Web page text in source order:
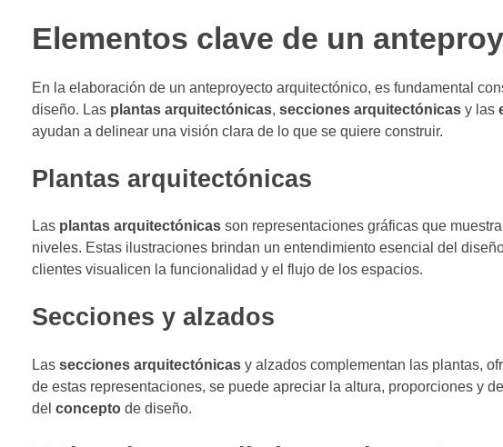
Elementos clave de un
En la elaboración de un anteproyecto arquitectónico, es fundamental
diseño. Las plantas arquitectónicas, secciones arquitectónicas y las
ayudan a delinear una visión clara de lo que se quiere construir.
Plantas arquitectónicas
Las plantas arquitectónicas son representaciones gráficas que
niveles. Estas ilustraciones brindan un entendimiento esencial del
clientes visualicen la funcionalidad y el flujo de los espacios.
Secciones y alzados
Las secciones arquitectónicas y alzados complementan las plantas,
de estas representaciones, se puede apreciar la altura, proporciones y
del concepto de diseño.